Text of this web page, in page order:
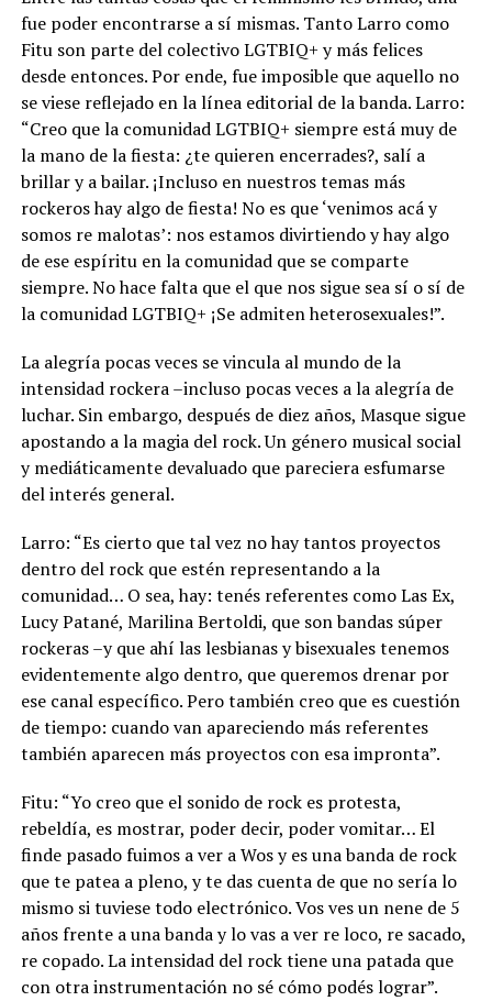
fue poder encontrarse a sí mismas. Tanto Larro como
Fitu son parte del colectivo LGTBIQ+ y más felices
desde entonces. Por ende, fue imposible que aquello no
se viese reflejado en la línea editorial de la banda. Larro:
“Creo que la comunidad LGTBIQ+ siempre está muy de
la mano de la fiesta: ¿te quieren encerrades?, salí a
brillar y a bailar. ¡Incluso en nuestros temas más
rockeros hay algo de fiesta! No es que ‘venimos acá y
somos re malotas’: nos estamos divirtiendo y hay algo
de ese espíritu en la comunidad que se comparte
siempre. No hace falta que el que nos sigue sea sí o sí de
la comunidad LGTBIQ+ ¡Se admiten heterosexuales!”.
La alegría pocas veces se vincula al mundo de la
intensidad rockera –incluso pocas veces a la alegría de
luchar. Sin embargo, después de diez años, Masque sigue
apostando a la magia del rock. Un género musical social
y mediáticamente devaluado que pareciera esfumarse
del interés general.
Larro: “Es cierto que tal vez no hay tantos proyectos
dentro del rock que estén representando a la
comunidad… O sea, hay: tenés referentes como Las Ex,
Lucy Patané, Marilina Bertoldi, que son bandas súper
rockeras –y que ahí las lesbianas y bisexuales tenemos
evidentemente algo dentro, que queremos drenar por
ese canal específico. Pero también creo que es cuestión
de tiempo: cuando van apareciendo más referentes
también aparecen más proyectos con esa impronta”.
Fitu: “Yo creo que el sonido de rock es protesta,
rebeldía, es mostrar, poder decir, poder vomitar… El
finde pasado fuimos a ver a Wos y es una banda de rock
que te patea a pleno, y te das cuenta de que no sería lo
mismo si tuviese todo electrónico. Vos ves un nene de 5
años frente a una banda y lo vas a ver re loco, re sacado,
re copado. La intensidad del rock tiene una patada que
con otra instrumentación no sé cómo podés lograr”.